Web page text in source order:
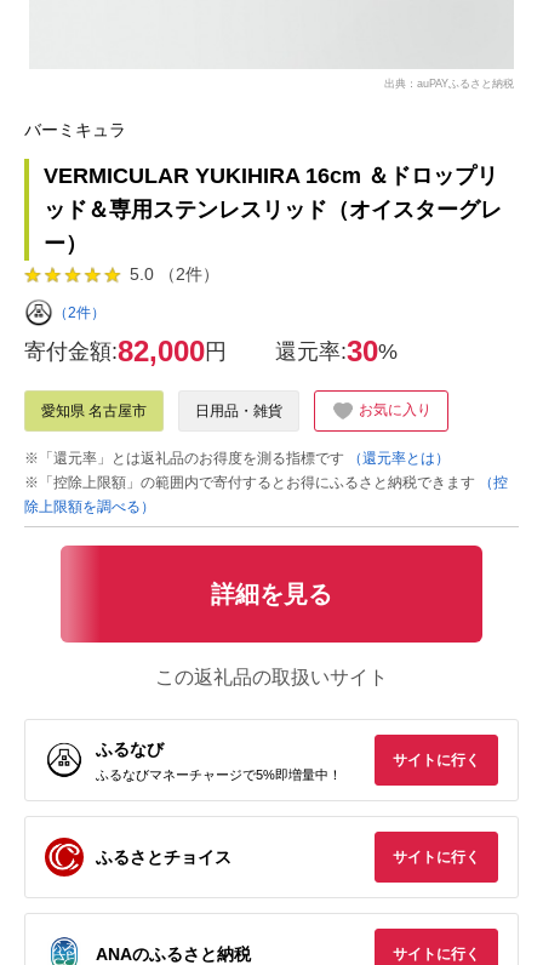
出典：auPAYふるさと納税
バーミキュラ
VERMICULAR YUKIHIRA 16cm ＆ドロップリ
ッド＆専用ステンレスリッド（オイスターグレ
ー）
5.0 （2件）
（2件）
寄付金額:82,000円 還元率:30%
愛知県 名古屋市 日用品・雑貨 お気に入り
※「還元率」とは返礼品のお得度を測る指標です
（還元率とは）
※「控除上限額」の範囲内で寄付するとお得にふるさと納税できます
（控
除上限額を調べる）
詳細を見る
この返礼品の取扱いサイト
ふるなび
ふるなびマネーチャージで5%即増量中！
サイトに行く
ふるさとチョイス サイトに行く
ANAのふるさと納税 サイトに行く